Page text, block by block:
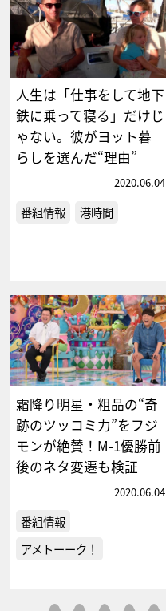
人生は「仕事をして地下
鉄に乗って寝る」だけじ
ゃない。彼がヨット暮
らしを選んだ“理由”
2020.06.04
番組情報 港時間
霜降り明星・粗品の“奇
跡のツッコミ力”をフジ
モンが絶賛！M-1優勝前
後のネタ変遷も検証
2020.06.04
番組情報
アメトーーク！